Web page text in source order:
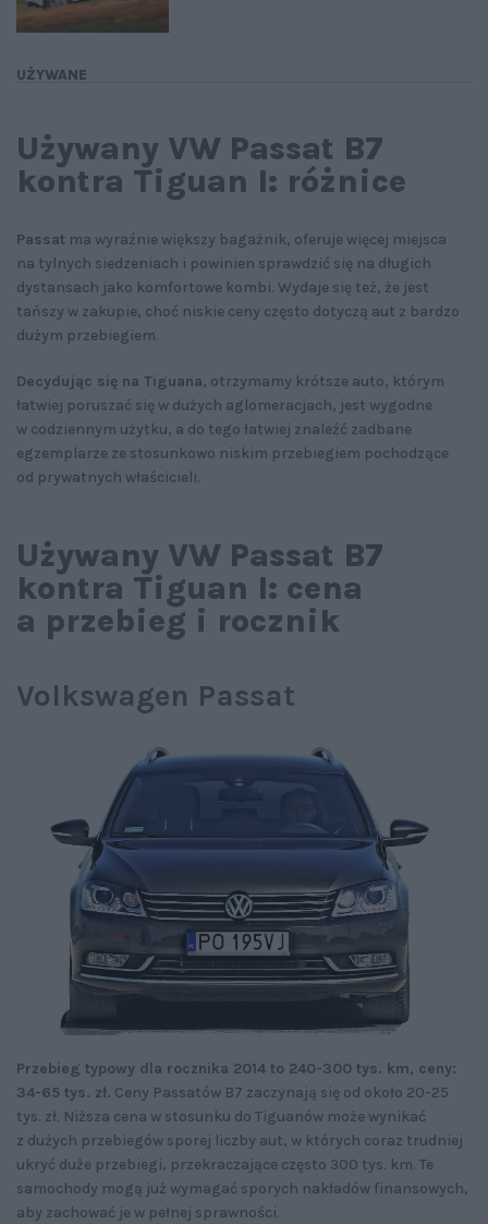
UŻYWANE
Używany VW Passat B7
kontra Tiguan I: różnice
Passat ma wyraźnie większy bagażnik, oferuje więcej miejsca
na tylnych siedzeniach i powinien sprawdzić się na długich
dystansach jako komfortowe kombi. Wydaje się też, że jest
tańszy w zakupie, choć niskie ceny często dotyczą aut z bardzo
dużym przebiegiem.
Decydując się na Tiguana, otrzymamy krótsze auto, którym
łatwiej poruszać się w dużych aglomeracjach, jest wygodne
w codziennym użytku, a do tego łatwiej znaleźć zadbane
egzemplarze ze stosunkowo niskim przebiegiem pochodzące
od prywatnych właścicieli.
Używany VW Passat B7
kontra Tiguan I: cena
a przebieg i rocznik
Volkswagen Passat
Przebieg typowy dla rocznika 2014 to 240-300 tys. km, ceny:
34-65 tys. zł. Ceny Passatów B7 zaczynają się od około 20-25
tys. zł. Niższa cena w stosunku do Tiguanów może wynikać
z dużych przebiegów sporej liczby aut, w których coraz trudniej
ukryć duże przebiegi, przekraczające często 300 tys. km. Te
samochody mogą już wymagać sporych nakładów finansowych,
aby zachować je w pełnej sprawności.